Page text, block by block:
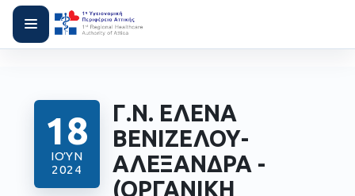
18
ΙΟΎΝ
2024
Γ.Ν. ΕΛΕΝΑ
ΒΕΝΙΖΕΛΟΥ-
ΑΛΕΞΑΝΔΡΑ -
(ΟΡΓΑΝΙΚΗ